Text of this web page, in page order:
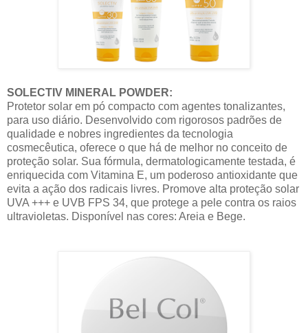
SOLECTIV MINERAL POWDER:
Protetor solar em pó compacto com agentes tonalizantes,
para uso diário. Desenvolvido com rigorosos padrões de
qualidade e nobres ingredientes da tecnologia
cosmecêutica, oferece o que há de melhor no conceito de
proteção solar. Sua fórmula, dermatologicamente testada, é
enriquecida com Vitamina E, um poderoso antioxidante que
evita a ação dos radicais livres. Promove alta proteção solar
UVA +++ e UVB FPS 34, que protege a pele contra os raios
ultravioletas. Disponível nas cores: Areia e Bege.